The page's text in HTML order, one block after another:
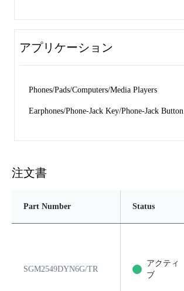
アプリケーション
Phones/Pads/Computers/Media Players
Earphones/Phone-Jack Key/Phone-Jack Button
注文書
Part Number Status
SGM2549DYN6G/TR
アクティ
ブ